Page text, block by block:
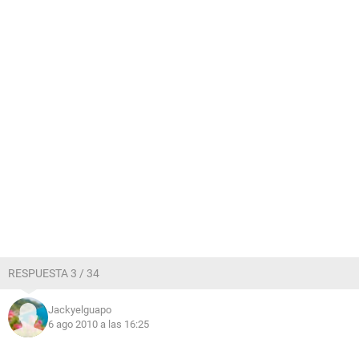
RESPUESTA 3 / 34
Jackyelguapo
6 ago 2010 a las 16:25